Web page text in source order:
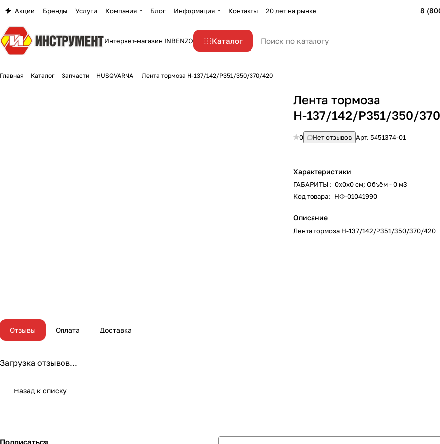
Акции Бренды Услуги Компания Блог Информация Контакты 20 лет на рынке 8
Интернет-магазин INBENZO Каталог
Главная Каталог Запчасти HUSQVARNA Лента тормоза Н-137/142/P351/350/370/420
Лента тормоза
Н-137/142/P351/350/
0 Нет отзывов Арт. 5451374-01
Характеристики
ГАБАРИТЫ: 0х0х0 см; Объём - 0 м3
Код товара: НФ-01041990
Описание
Лента тормоза Н-137/142/P351/350/370/420
Отзывы Оплата Доставка
Загрузка отзывов...
Назад к списку
Подписаться